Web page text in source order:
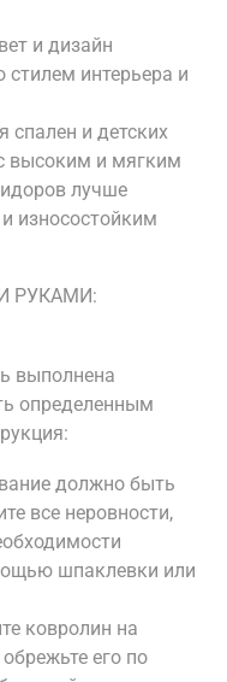
и дизайн
стилем интерьера и
спален и детских
высоким и мягким
лучше
износостойким
РУКАМИ:
выполнена
определенным
должно быть
все неровности,
шпаклевки или
ковролин на
его по